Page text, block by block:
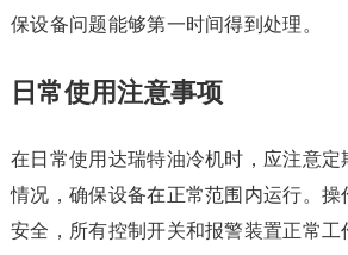
保设备问题能够第一时间得到处理。
日常使用注意事项
在日常使用达瑞特油冷机时，应注意定
情况，确保设备在正常范围内运行。
安全，所有控制开关和报警装置正常工